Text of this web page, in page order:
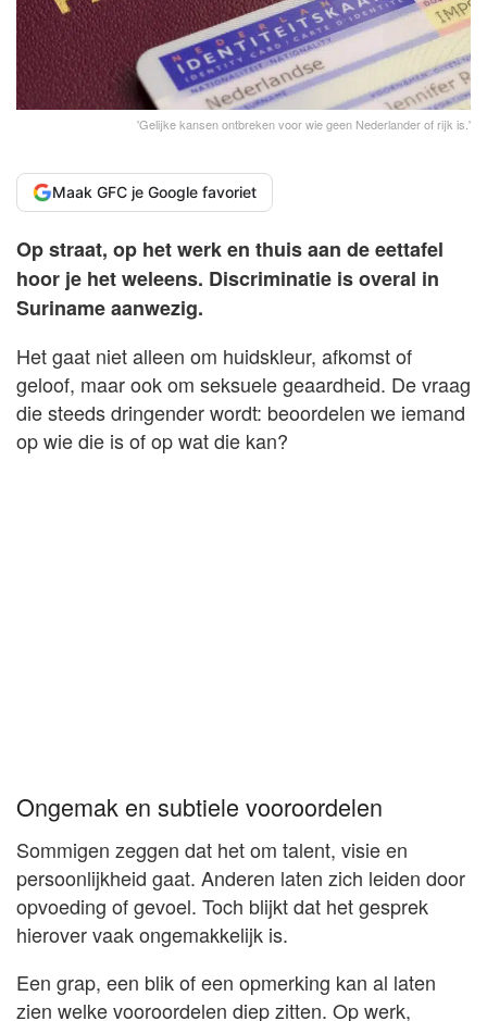
'Gelijke kansen ontbreken voor wie geen Nederlander of rijk is.'
Maak GFC je Google favoriet
Op straat, op het werk en thuis aan de eettafel
hoor je het weleens. Discriminatie is overal in
Suriname aanwezig.
Het gaat niet alleen om huidskleur, afkomst of
geloof, maar ook om seksuele geaardheid. De vraag
die steeds dringender wordt: beoordelen we iemand
op wie die is of op wat die kan?
Ongemak en subtiele vooroordelen
Sommigen zeggen dat het om talent, visie en
persoonlijkheid gaat. Anderen laten zich leiden door
opvoeding of gevoel. Toch blijkt dat het gesprek
hierover vaak ongemakkelijk is.
Een grap, een blik of een opmerking kan al laten
zien welke vooroordelen diep zitten. Op werk,